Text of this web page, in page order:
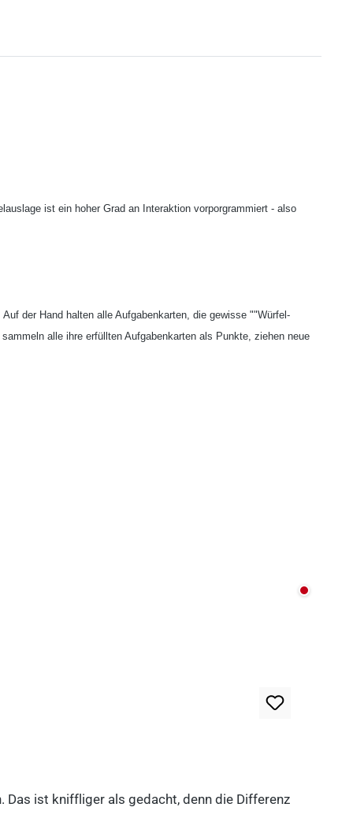
ist ein hoher Grad an Interaktion vorporgrammiert - also
der Hand halten alle Aufgabenkarten, die gewisse ""Würfel-
alle ihre erfüllten Aufgabenkarten als Punkte, ziehen neue
Nicht
Das ist kniffliger als gedacht, denn die Differenz